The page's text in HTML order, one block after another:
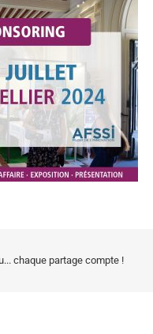
chaque partage compte !